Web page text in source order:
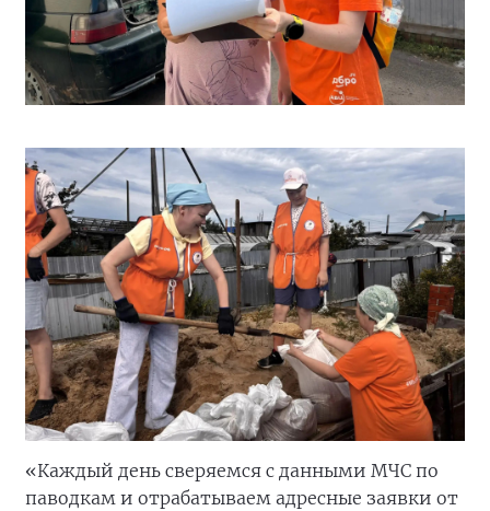
«Каждый день сверяемся с данными МЧС по
паводкам и отрабатываем адресные заявки от